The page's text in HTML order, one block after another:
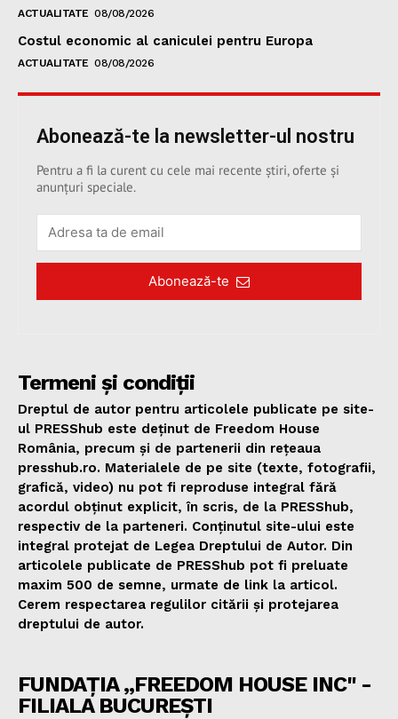
ACTUALITATE 08/08/2026
Costul economic al caniculei pentru Europa
ACTUALITATE 08/08/2026
Abonează-te la newsletter-ul nostru
Pentru a fi la curent cu cele mai recente știri, oferte și
anunțuri speciale.
Abonează-te
Termeni și condiții
Dreptul de autor pentru articolele publicate pe site-
ul PRESShub este deținut de Freedom House
România, precum și de partenerii din rețeaua
presshub.ro. Materialele de pe site (texte, fotografii,
grafică, video) nu pot fi reproduse integral fără
acordul obținut explicit, în scris, de la PRESShub,
respectiv de la parteneri. Conținutul site-ului este
integral protejat de Legea Dreptului de Autor. Din
articolele publicate de PRESShub pot fi preluate
maxim 500 de semne, urmate de link la articol.
Cerem respectarea regulilor citării și protejarea
dreptului de autor.
FUNDAȚIA „FREEDOM HOUSE INC" -
FILIALA BUCUREȘTI